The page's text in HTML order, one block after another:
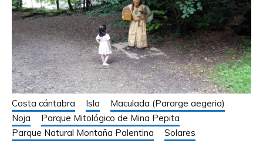
Costa cántabra Isla
Maculada (Pararge aegeria)
Noja
Parque Mitológico de Mina Pepita
Parque Natural Montaña Palentina
Solares